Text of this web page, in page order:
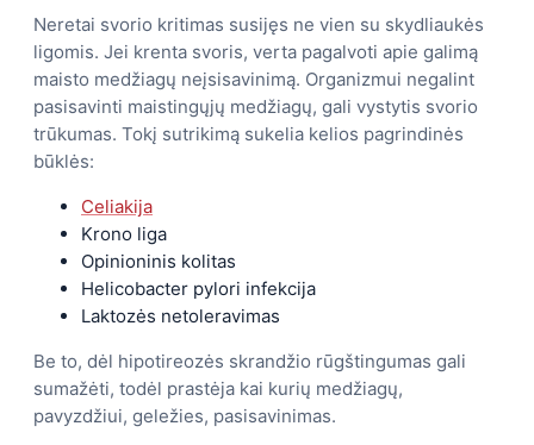
Neretai svorio kritimas susijęs ne vien su skydliaukės
ligomis. Jei krenta svoris, verta pagalvoti apie galimą
maisto medžiagų neįsisavinimą. Organizmui negalint
pasisavinti maistingųjų medžiagų, gali vystytis svorio
trūkumas. Tokį sutrikimą sukelia kelios pagrindinės
būklės:
Celiakija
Krono liga
Opinioninis kolitas
Helicobacter pylori infekcija
Laktozės netoleravimas
Be to, dėl hipotireozės skrandžio rūgštingumas gali
sumažėti, todėl prastėja kai kurių medžiagų,
pavyzdžiui, geležies, pasisavinimas.